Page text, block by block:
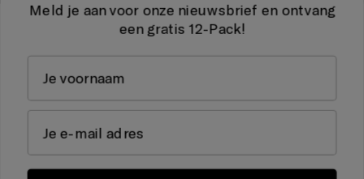
NU AANMELDEN
Meld je aan voor onze nieuwsbrief en ontvang
een gratis 12-Pack!